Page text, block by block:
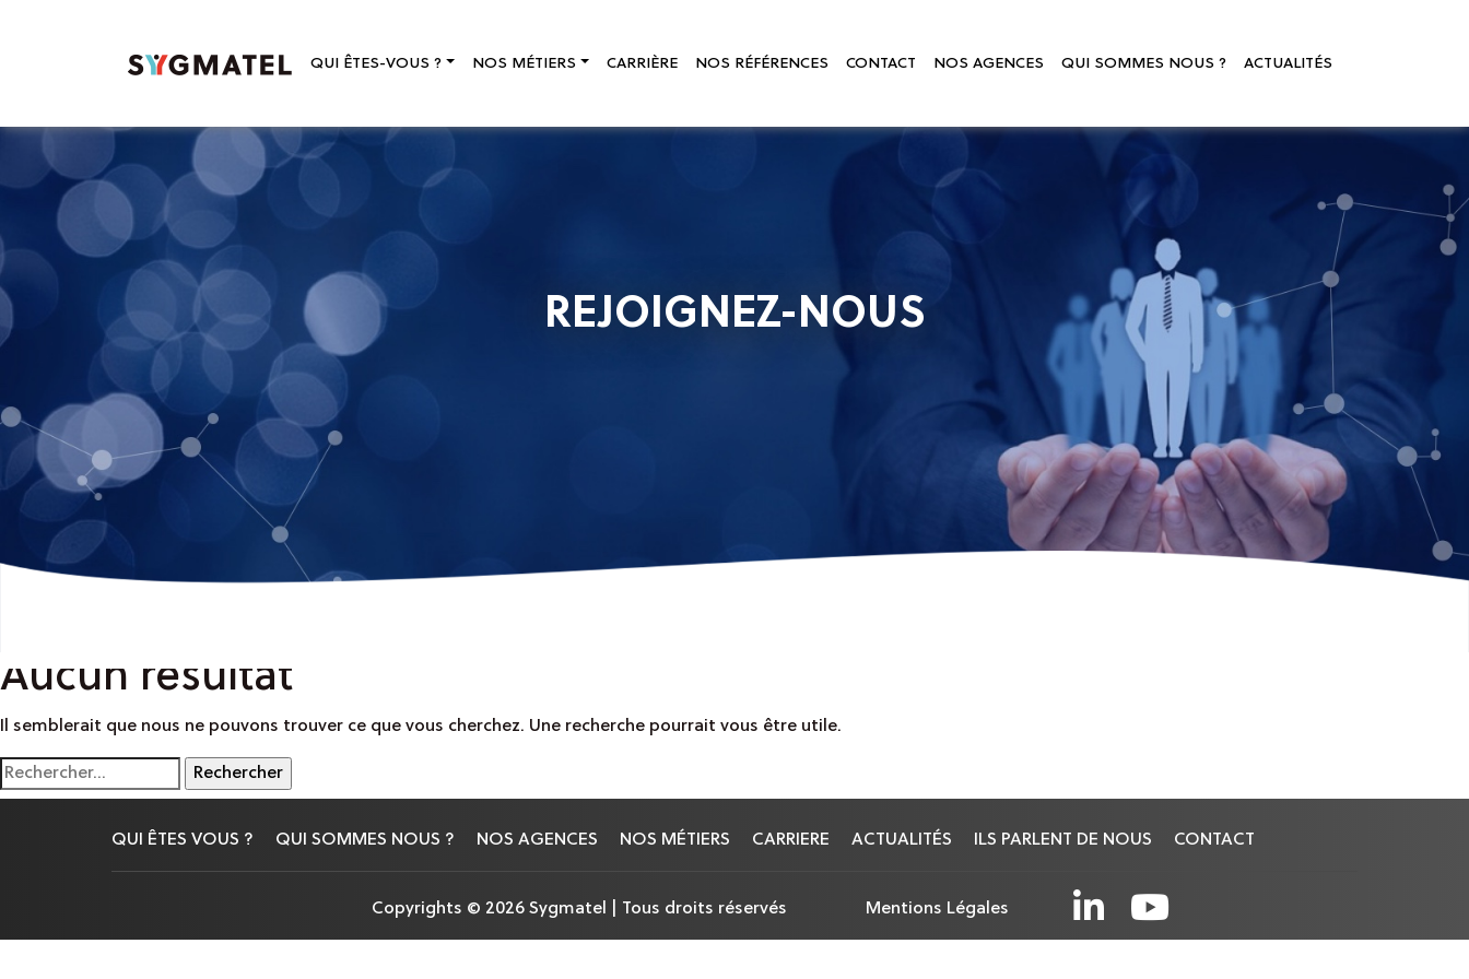
QUI ÊTES-VOUS ? NOS MÉTIERS CARRIÈRE NOS RÉFÉRENCES CONTACT NOS AGENCES QUI SOMMES NOUS ? ACTUALITÉS
REJOIGNEZ-NOUS
Aucun résultat
Il semblerait que nous ne pouvons trouver ce que vous cherchez. Une recherche pourrait vous être utile.
Rechercher :
QUI ÊTES VOUS ? QUI SOMMES NOUS ? NOS AGENCES NOS MÉTIERS CARRIERE ACTUALITÉS ILS PARLENT DE NOUS CONTACT
Copyrights © 2026 Sygmatel | Tous droits réservés Mentions Légales